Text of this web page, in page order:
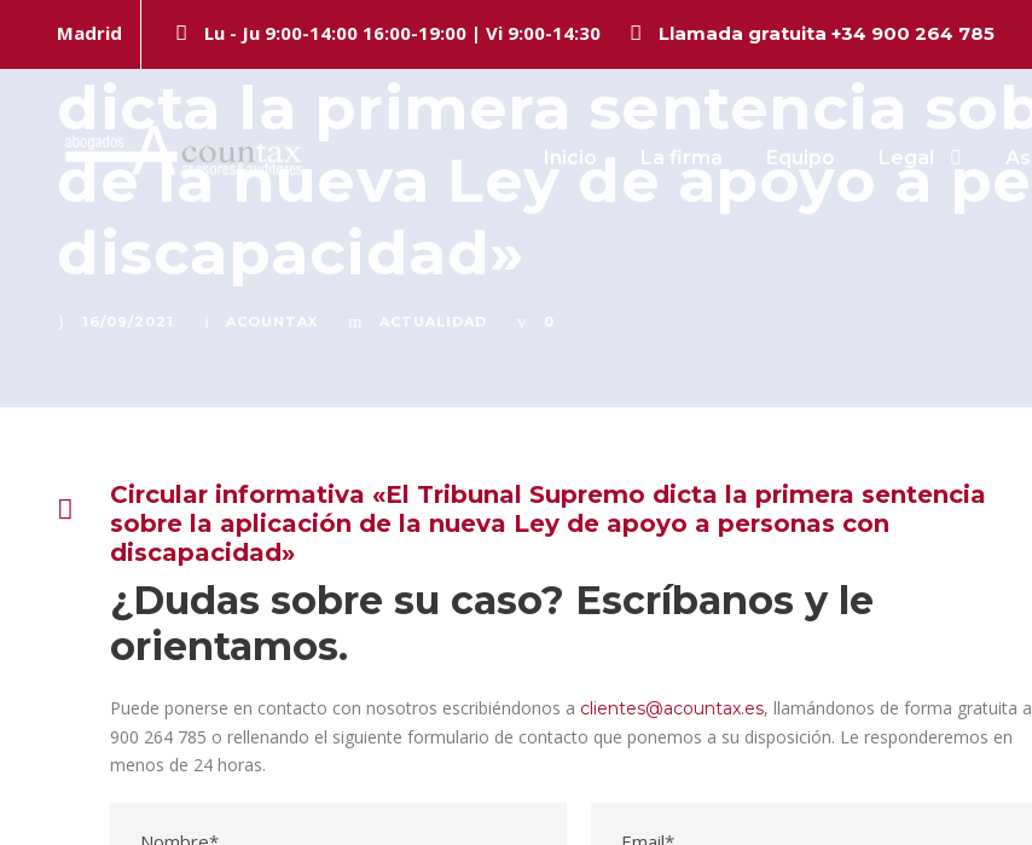
Madrid Lu - Ju 9:00-14:00 16:00-19:00 | Vi 9:00-14:30 Llamada gratuita +34 900 264 785
Inicio La firma Equipo Legal
Circular informativa «El
dicta la primera sentencia
de la nueva Ley de apoyo a
discapacidad»
16/09/2021 ACOUNTAX ACTUALIDAD 0
Circular informativa «El Tribunal Supremo dicta la primera sentencia
sobre la aplicación de la nueva Ley de apoyo a personas con
discapacidad»
¿Dudas sobre su caso? Escríbanos y le
orientamos.
Puede ponerse en contacto con nosotros escribiéndonos a clientes@acountax.es, llamándonos de forma gratuita
900 264 785 o rellenando el siguiente formulario de contacto que ponemos a su disposición. Le responderemos en
menos de 24 horas.